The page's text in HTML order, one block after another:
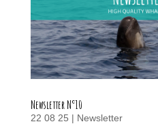
Newsletter N°10
22 08 25 | Newsletter